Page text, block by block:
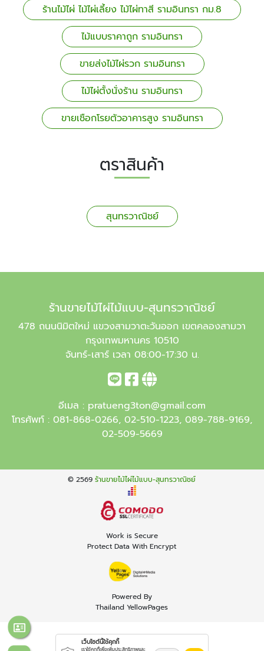
ร้านไม้ไผ่ ไม้ไผ่เลี้ยง ไม้ไผ่ทาสี รามอินทรา กม.8
ไม้แบบราคาถูก รามอินทรา
ขายส่งไม้ไผ่รวก รามอินทรา
ไม้ไผ่ตั้งนั่งร้าน รามอินทรา
ขายเชือกโรยตัวอาคารสูง รามอินทรา
ตราสินค้า
สุนทรวาณิชย์
ร้านขายไม้ไผ่ไม้แบบ-สุนทรวาณิชย์
478 ถนนนิมิตใหม่ แขวงสามวาตะวันออก เขตคลองสามวา
กรุงเทพมหานคร 10510
จันทร์-เสาร์ เวลา 08:00-17:30 น.
อีเมล : pratueng3ton@gmail.com
โทรศัพท์ : 081-868-0266, 02-510-1223, 089-788-9169,
02-509-5669
© 2569ร้านขายไม้ไผ่ไม้แบบ-สุนทรวาณิชย์
Work is Secure
Protect Data With Encrypt
Powered By
Thailand YellowPages
เว็บไซต์นี้ใช้คุกกี้
เราใช้คุกกี้เพื่อเพิ่มประสิทธิภาพและ